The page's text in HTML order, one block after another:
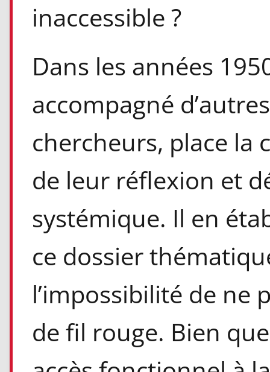
inaccessible ?
Dans les années
accompagné
chercheurs, place la
de leur réflexion et
systémique. Il en
ce dossier
l’impossibilité de ne
de fil rouge. Bien